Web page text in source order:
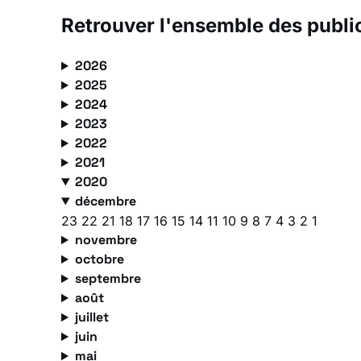
Retrouver l'ensemble des
2026
2025
2024
2023
2022
2021
2020
décembre
23 22 21 18 17 16 15 14 11 10 9 8 7 4 3 2 1
novembre
octobre
septembre
août
juillet
juin
mai